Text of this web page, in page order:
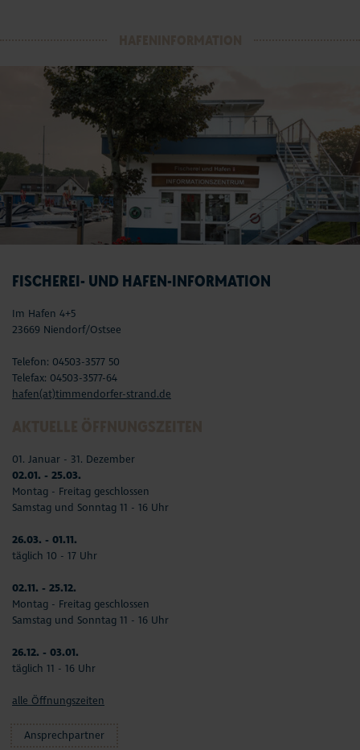
FISCHEREI- UND HAFEN-INFORMATION
Im Hafen 4+5
23669 Niendorf/Ostsee
Telefon: 04503-3577 50
Telefax: 04503-3577-64
hafen(at)timmendorfer-strand.de
01. Januar - 31. Dezember
02.01. - 25.03.
Montag - Freitag geschlossen
Samstag und Sonntag 11 - 16 Uhr
26.03. - 01.11.
täglich 10 - 17 Uhr
02.11. - 25.12.
Montag - Freitag geschlossen
Samstag und Sonntag 11 - 16 Uhr
26.12. - 03.01.
täglich 11 - 16 Uhr
alle Öffnungszeiten
Ansprechpartner